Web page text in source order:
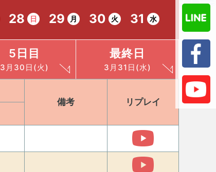
28 日 29 月 30 火 31 水
5日目
3月30日(火)
最終日
3月31日(水)
備考
リプレイ